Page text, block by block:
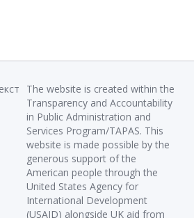
The website is created within the
Transparency and Accountability
in Public Administration and
Services Program/TAPAS. This
website is made possible by the
generous support of the
American people through the
United States Agency for
International Development
(USAID) alongside UK aid from